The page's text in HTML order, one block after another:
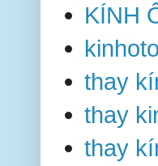
KÍNH
thay
thay
thay